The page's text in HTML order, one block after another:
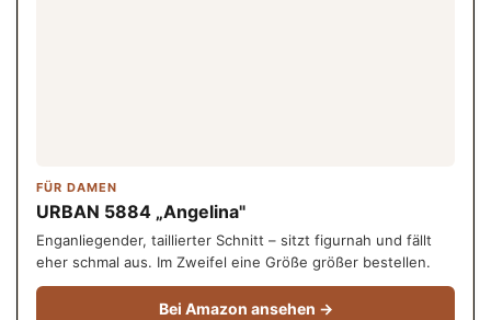
FÜR DAMEN
URBAN 5884 „Angelina"
Enganliegender, taillierter Schnitt – sitzt figurnah und fällt
eher schmal aus. Im Zweifel eine Größe größer bestellen.
Bei Amazon ansehen →